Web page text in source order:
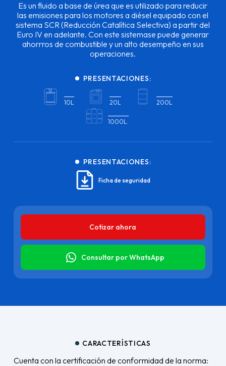
Es un fluido a base de úrea que es utilizado para reducir
las emisiones para los motores a diésel equipado con el
sistema SCR (Reducción Catalítica Selectiva) a partir del
Euro IV en adelante. Con este sistemase puede generar
ahorrros de combustible y un alto desempeño en sus
operaciones.
PRESENTACIONES:
10L 20L 200L
1000L.
PRESENTACIONES:
Ficha de seguridad
Cotizar ahora
Consultar por WhatsApp
CARACTERÍSTICAS
Cuenta con la certificación de conformidad de la norma: